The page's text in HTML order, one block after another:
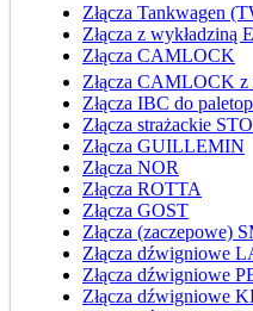
Złącza Tankwagen
Złącza z wykładziną
Złącza CAMLOCK
Złącza CAMLOCK
Złącza IBC do
Złącza strażackie
Złącza GUILLEMIN
Złącza NOR
Złącza ROTTA
Złącza GOST
Złącza (zaczepowe)
Złącza dźwigniowe
Złącza dźwigniowe
Złącza dźwigniowe